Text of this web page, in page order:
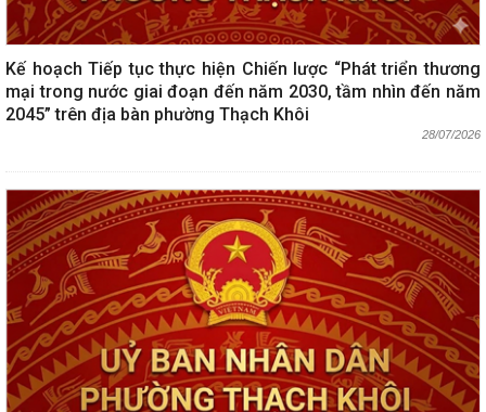
Kế hoạch Tiếp tục thực hiện Chiến lược “Phát triển thương
mại trong nước giai đoạn đến năm 2030, tầm nhìn đến năm
2045” trên địa bàn phường Thạch Khôi
28/07/2026